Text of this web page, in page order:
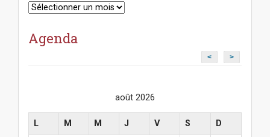
Archives
Agenda
< >
août 2026
L M M J V S D